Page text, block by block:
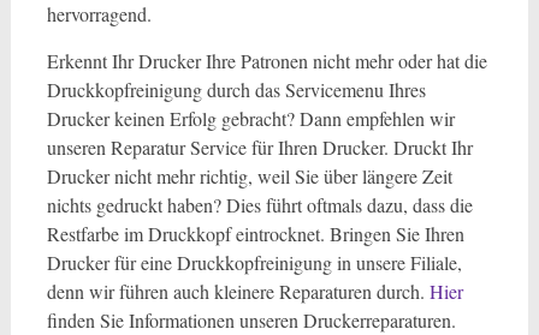
hervorragend.
Erkennt Ihr Drucker Ihre Patronen nicht mehr oder hat die
Druckkopfreinigung durch das Servicemenu Ihres
Drucker keinen Erfolg gebracht? Dann empfehlen wir
unseren Reparatur Service für Ihren Drucker. Druckt Ihr
Drucker nicht mehr richtig, weil Sie über längere Zeit
nichts gedruckt haben? Dies führt oftmals dazu, dass die
Restfarbe im Druckkopf eintrocknet. Bringen Sie Ihren
Drucker für eine Druckkopfreinigung in unsere Filiale,
denn wir führen auch kleinere Reparaturen durch. Hier
finden Sie Informationen unseren Druckerreparaturen.